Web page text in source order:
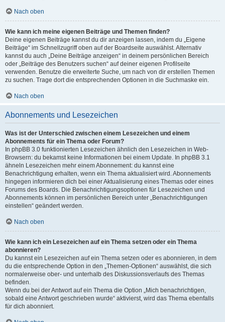
Nach oben
Wie kann ich meine eigenen Beiträge und Themen finden?
Deine eigenen Beiträge kannst du dir anzeigen lassen, indem du „Eigene
Beiträge“ im Schnellzugriff oben auf der Boardseite auswählst. Alternativ
kannst du auch „Deine Beiträge anzeigen“ in deinem persönlichen Bereich
oder „Beiträge des Benutzers suchen“ auf deiner eigenen Profilseite
verwenden. Benutze die erweiterte Suche, um nach von dir erstellen Themen
zu suchen. Trage dort die entsprechenden Optionen in die Suchmaske ein.
Nach oben
Abonnements und Lesezeichen
Was ist der Unterschied zwischen einem Lesezeichen und einem
Abonnements für ein Thema oder Forum?
In phpBB 3.0 funktionierten Lesezeichen ähnlich den Lesezeichen in Web-
Browsern: du bekamst keine Informationen bei einem Update. In phpBB 3.1
ähneln Lesezeichen mehr einem Abonnement: du kannst eine
Benachrichtigung erhalten, wenn ein Thema aktualisiert wird. Abonnements
hingegen informieren dich bei einer Aktualisierung eines Themas oder eines
Forums des Boards. Die Benachrichtigungsoptionen für Lesezeichen und
Abonnements können im persönlichen Bereich unter „Benachrichtigungen
einstellen“ geändert werden.
Nach oben
Wie kann ich ein Lesezeichen auf ein Thema setzen oder ein Thema
abonnieren?
Du kannst ein Lesezeichen auf ein Thema setzen oder es abonnieren, in dem
du die entsprechende Option in den „Themen-Optionen“ auswählst, die sich
normalerweise ober- und unterhalb des Diskussionsverlaufs des Themas
befinden.
Wenn du bei der Antwort auf ein Thema die Option „Mich benachrichtigen,
sobald eine Antwort geschrieben wurde“ aktivierst, wird das Thema ebenfalls
für dich abonniert.